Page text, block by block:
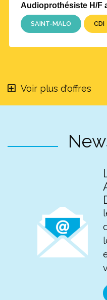
Audioprothésiste H/F
SAINT-MALO CDI
Voir plus d'offres